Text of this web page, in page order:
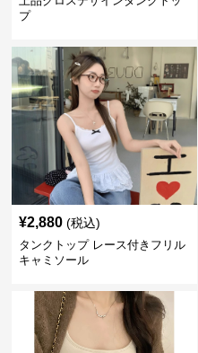
プ
¥2,880 (税込)
タンクトップ レース付きフリル
キャミソール